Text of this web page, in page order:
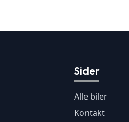
Sider
Alle biler
Kontakt